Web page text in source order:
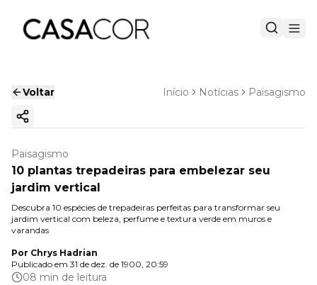
Voltar Início Notícias Paisagismo
Copiar link
Paisagismo
10 plantas trepadeiras para embelezar seu
jardim vertical
Descubra 10 espécies de trepadeiras perfeitas para transformar seu
jardim vertical com beleza, perfume e textura verde em muros e
varandas
Por Chrys Hadrian
Publicado em 31 de dez. de 1900, 20:59
08 min de leitura